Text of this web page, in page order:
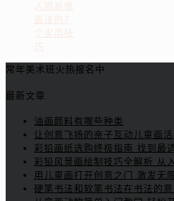
人物肖像
画法的7
个实用技
巧
常年美术班火热报名中
最新文章
油画颜料有哪些种类
让创意飞扬的亲子互动儿童画
彩铅画纸选购终极指南 找到最
彩铅风景画绘制技巧全解析 从
用儿童画打开创意之门 激发无
硬笔书法和软笔书法在书法的